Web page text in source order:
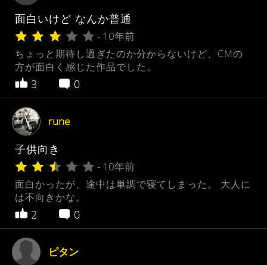
面白いけど なんか普通
- 10年前
ちょっと期待し過ぎたのか分からないけど、CMの
方が面白く感じた作品でした。
3 0
rune
子供向き
- 10年前
面白かったが、途中は単調で寝てしまった。 大人に
は不向きかな。
2 0
ピタン